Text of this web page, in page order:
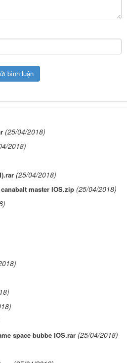
(25/04/2018)
2018)
(25/04/2018)
master IOS.zip (25/04/2018)
space bubbe IOS.rar (25/04/2018)